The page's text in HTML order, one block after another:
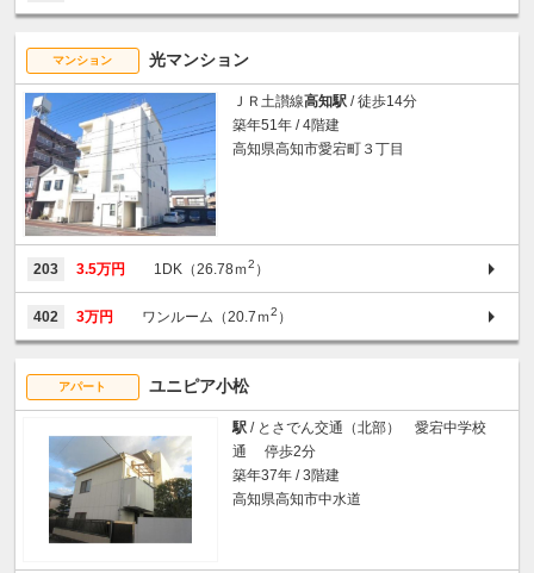
マンション 光マンション
ＪＲ土讃線高知駅 / 徒歩14分
築年51年 / 4階建
高知県高知市愛宕町３丁目
203 3.5万円 1DK（26.78ｍ2 ）
402 3万円 ワンルーム（20.7ｍ2 ）
アパート ユニピア小松
駅 / とさでん交通（北部） 愛宕中学校
通 停歩2分
築年37年 / 3階建
高知県高知市中水道